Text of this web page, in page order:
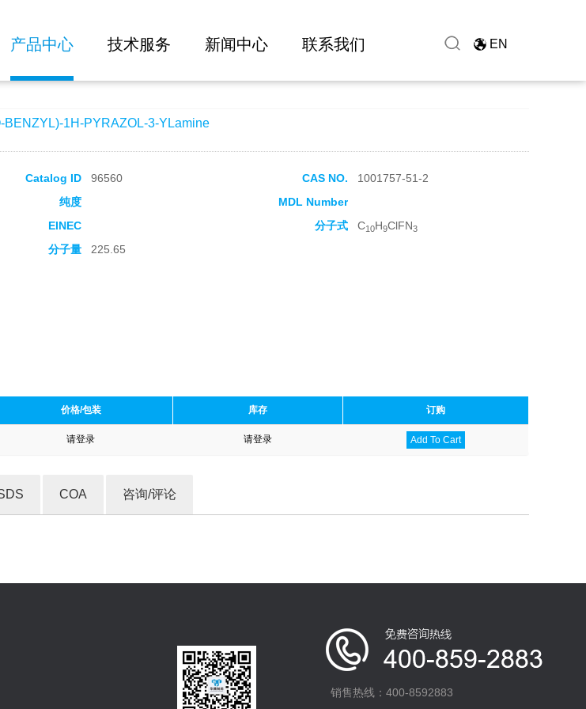
产品中心 技术服务 新闻中心 联系我们 EN
3-YLamine
1H-PYRAZOL-3-YLamine
Catalog ID 96560 CAS NO.
1001757-51-2
纯度
MDL Number
EINEC
分子式 C10H9ClFN3
分子量 225.65
价格/包装 库存 订购
请登录 请登录 Add To Cart
COA 咨询/评论
销售热线：400-8592883